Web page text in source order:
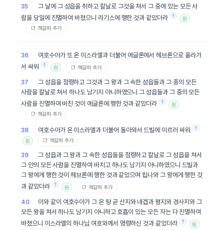
35 그 날에 그 성읍을 취하고 칼날로 그것을 쳐서 그 중에 있는 모든사
람을 당일에 진멸하여 바쳤으니 라기스에 행한 것과 같았더라 † 원
📑 책갈피 추가
36 여호수아가 또 온 이스라엘과 더불어 에글론에서헤브론으로 올라가
서 싸워
† 원 📑 책갈피 추가
37 그 성읍을 점령하고 그것과 그 왕과 그 속한성읍들과 그 중의 모든
사람을 칼날로 쳐서하나도 남기지 아니하였으니 그성읍들과 그 중의 모든
사람을 진멸하여 바친 것이 에글론에 행한 것과 같았더라 † 원
📑 책갈피 추가
38 여호수아가 온 이스라엘과 더불어 돌아와서드빌에 이르러 싸워 †
원 📑 책갈피 추가
39 그 성읍과 그 왕과 그 속한 성읍들을 점령하고칼날로 그 성읍을 쳐서
그 안의 모든사람을 진멸하여 바치고 하나도 남기지 아니하였으니 드빌과
그 왕에게 행한 것이헤브론에 행한 것과 같았으며 립나와 그 왕에게 행한 것
과 같았더라 † 원 📑 책갈피 추가
40 이와같이 여호수아가 그 온 땅 곧 산지 와 네겝과평지와 경사지와 그
모든 왕을 쳐서하나도 남기지 아니하고 호흡이 있는 모든 자는 다 진멸하여
바쳤으니 이스라엘의하나님 여호와께서 명령하신 것과 같았더라 † 원